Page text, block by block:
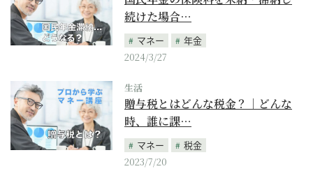
続けた場合…
マネー
年金
2024/3/27
生活
贈与税とはどんな税金？｜どんな
時、誰に課…
マネー
税金
2023/7/20